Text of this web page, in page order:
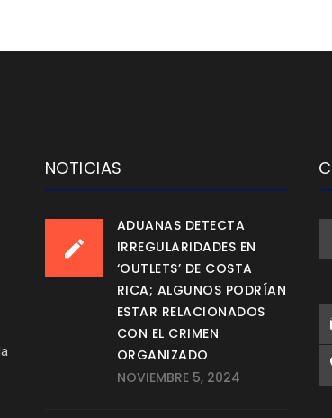
NOTICIAS
ADUANAS DETECTA
IRREGULARIDADES EN
‘OUTLETS’ DE COSTA
RICA; ALGUNOS PODRÍAN
ESTAR RELACIONADOS
CON EL CRIMEN
ORGANIZADO
NOVIEMBRE 5, 2024